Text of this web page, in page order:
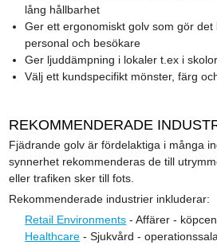
lång hållbarhet
Ger ett ergonomiskt golv som gör
personal och besökare
Ger ljuddämpning i lokaler t.ex i
Välj ett kundspecifikt mönster, färg
REKOMMENDERADE
Fjädrande golv är fördelaktiga i många
synnerhet rekommenderas de till
eller trafiken sker till fots.
Rekommenderade industrier inkluderar:
Retail Environments - Affärer -
Healthcare - Sjukvård -